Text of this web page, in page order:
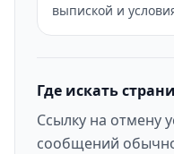
выпиской и
Где искать
Ссылку на отмену
сообщений